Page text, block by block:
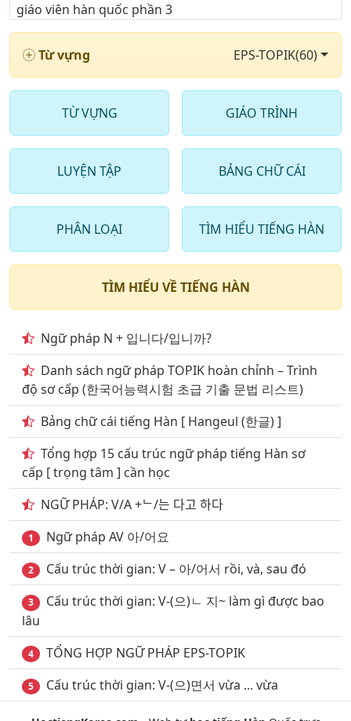
giáo viên hàn quốc phần 3
giáo viên hàn quốc phần 4
6. Nghe Từ vựng & luyện cách phát âm chuẩn theo
giáo viên hàn quốc phần 5
7. Nghe Từ vựng & luyện cách phát âm chuẩn theo
giáo viên hàn quốc phần 6
8. Nghe Từ vựng & luyện cách phát âm chuẩn theo
giáo viên hàn quốc phần 7
. Nghe Từ vựng & luyện cách phát âm chuẩn theo
giáo viên hàn quốc phần 8
. Nghe Từ vựng & luyện cách phát âm chuẩn theo
giáo viên hàn quốc phần 9
11. Nghe Từ vựng & luyện cách phát âm chuẩn theo
giáo viên hàn quốc phần 10
12. Nghe Từ vựng & luyện cách phát âm theo giáo
viên hàn quốc phần 11
13. Nghe Từ vựng & luyện cách phát âm theo giáo
viên hàn quốc phần 12
14. Nghe Từ vựng & luyện cách phát âm theo giáo
viên hàn quốc phần 13
15. Nghe Từ vựng & luyện cách phát âm theo giáo
viên hàn quốc phần 14
16. Nghe Từ vựng & luyện cách phát âm theo giáo
viên hàn quốc phần 15
17. Nghe Từ vựng & luyện cách phát âm theo giáo
viên hàn quốc phần 16
18. Nghe Từ vựng & luyện cách phát âm theo giáo
Từ vựng EPS-TOPIK(60)
TỪ VỰNG GIÁO TRÌNH
LUYỆN TẬP BẢNG CHỮ CÁI
PHÂN LOẠI TÌM HIỂU TIẾNG HÀN
TÌM HIỂU VỀ TIẾNG HÀN
Ngữ pháp N + 입니다/입니까?
Danh sách ngữ pháp TOPIK hoàn chỉnh – Trình
độ sơ cấp (한국어능력시험 초급 기출 문법 리스트)
Bảng chữ cái tiếng Hàn [ Hangeul (한글) ]
Tổng hợp 15 cấu trúc ngữ pháp tiếng Hàn sơ
cấp [ trọng tâm ] cần học
NGỮ PHÁP: V/A +ᄂ/는 다고 하다
1 Ngữ pháp AV 아/어요
2 Cấu trúc thời gian: V – 아/어서 rồi, và, sau đó
3
Cấu trúc thời gian: V-(으)ㄴ 지~ làm gì được bao
lâu
4 TỔNG HỢP NGỮ PHÁP EPS-TOPIK
5 Cấu trúc thời gian: V-(으)면서 vừa ... vừa